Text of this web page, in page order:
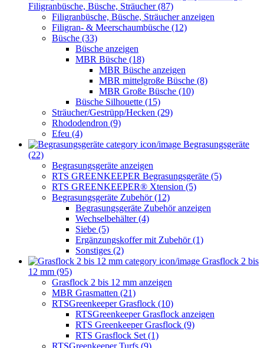
Filigranbüsche, Büsche, Sträucher (87)
Filigranbüsche, Büsche, Sträucher anzeigen
Filigran- & Meerschaumbüsche (12)
Büsche (33)
Büsche anzeigen
MBR Büsche (18)
MBR Büsche anzeigen
MBR mittelgroße Büsche (8)
MBR Große Büsche (10)
Büsche Silhouette (15)
Sträucher/Gestrüpp/Hecken (29)
Rhododendron (9)
Efeu (4)
Begrasungsgeräte
(22)
Begrasungsgeräte anzeigen
RTS GREENKEEPER Begrasungsgeräte (5)
RTS GREENKEEPER® Xtension (5)
Begrasungsgeräte Zubehör (12)
Begrasungsgeräte Zubehör anzeigen
Wechselbehälter (4)
Siebe (5)
Ergänzungskoffer mit Zubehör (1)
Sonstiges (2)
Grasflock 2 bis
12 mm (95)
Grasflock 2 bis 12 mm anzeigen
MBR Grasmatten (21)
RTSGreenkeeper Grasflock (10)
RTSGreenkeeper Grasflock anzeigen
RTS Greenkeeper Grasflock (9)
RTS Grasflock Set (1)
RTSGreenkeeper Turfs (9)